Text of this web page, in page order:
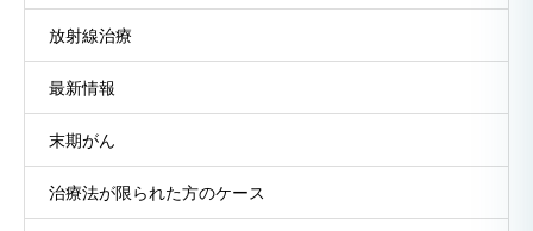
放射線治療
最新情報
末期がん
治療法が限られた方のケース